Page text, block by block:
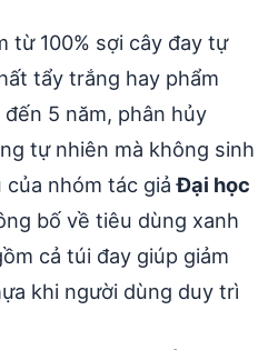
từ 100% sợi cây đay tự
tẩy trắng hay phẩm
5 năm, phân hủy
tự nhiên mà không sinh
của nhóm tác giảĐại học
bố về tiêu dùng xanh
cả túi đay giúp giảm
khi người dùng duy trì